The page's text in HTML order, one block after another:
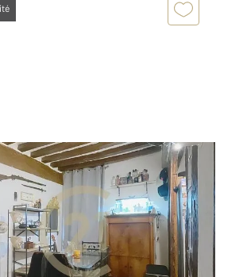
60
pièces
F3 à louer
€
comprises